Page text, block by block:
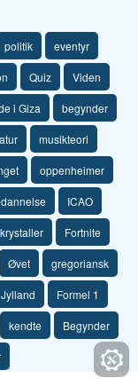
politik eventyr
Quiz Viden
i Giza begynder
musikteori
oppenheimer
ICAO
krystaller Fortnite
Øvet gregoriansk
Jylland Formel 1
kendte Begynder